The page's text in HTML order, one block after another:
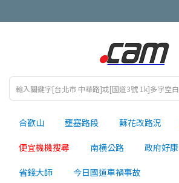
合歡山 壅塞路段 蘇花改路況
便宜機機搜尋 南横公路 政府好康
省錢大師 今日國道車禍事故